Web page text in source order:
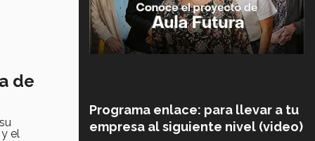
de
el
Programa enlace: para llevar a tu
empresa al siguiente nivel (video)